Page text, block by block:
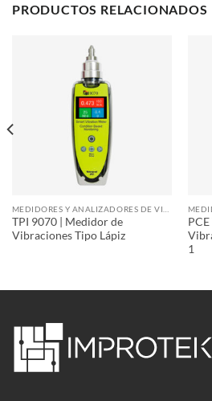
PRODUCTOS RELACIONADOS
TPI 9070 | Medidor de
Vibraciones Tipo Lápiz
1